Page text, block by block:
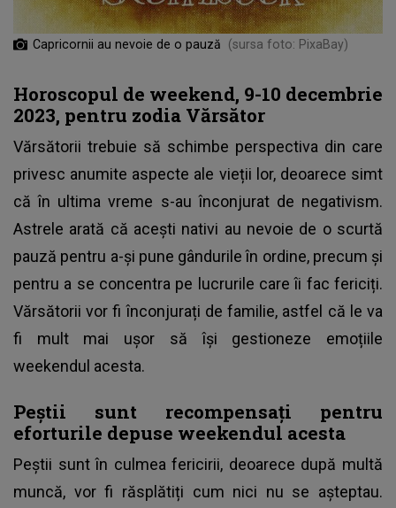
Capricornii au nevoie de o pauză (sursa foto: PixaBay)
Horoscopul de weekend, 9-10 decembrie
2023, pentru zodia Vărsător
Vărsătorii trebuie să schimbe perspectiva din care
privesc anumite aspecte ale vieții lor, deoarece simt
că în ultima vreme s-au înconjurat de negativism.
Astrele arată că acești nativi au nevoie de o scurtă
pauză pentru a-și pune gândurile în ordine, precum și
pentru a se concentra pe lucrurile care îi fac fericiți.
Vărsătorii vor fi înconjurați de familie, astfel că le va
fi mult mai ușor să își gestioneze emoțiile
weekendul acesta.
Peștii sunt recompensați pentru
eforturile depuse weekendul acesta
Peștii sunt în culmea fericirii, deoarece după multă
muncă, vor fi răsplătiți cum nici nu se așteptau.